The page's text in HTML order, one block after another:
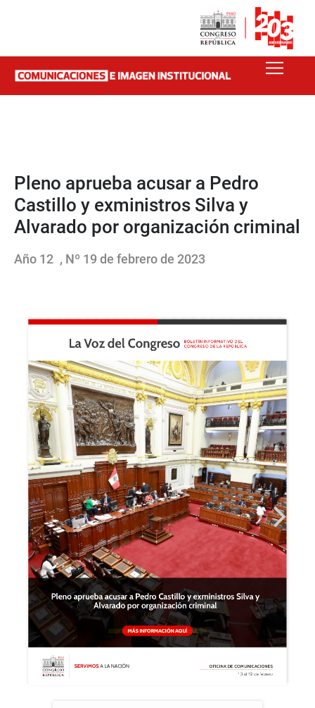
Pleno aprueba acusar a Pedro
Castillo y exministros Silva y
Alvarado por organización criminal
Año 12 , Nº 19 de febrero de 2023